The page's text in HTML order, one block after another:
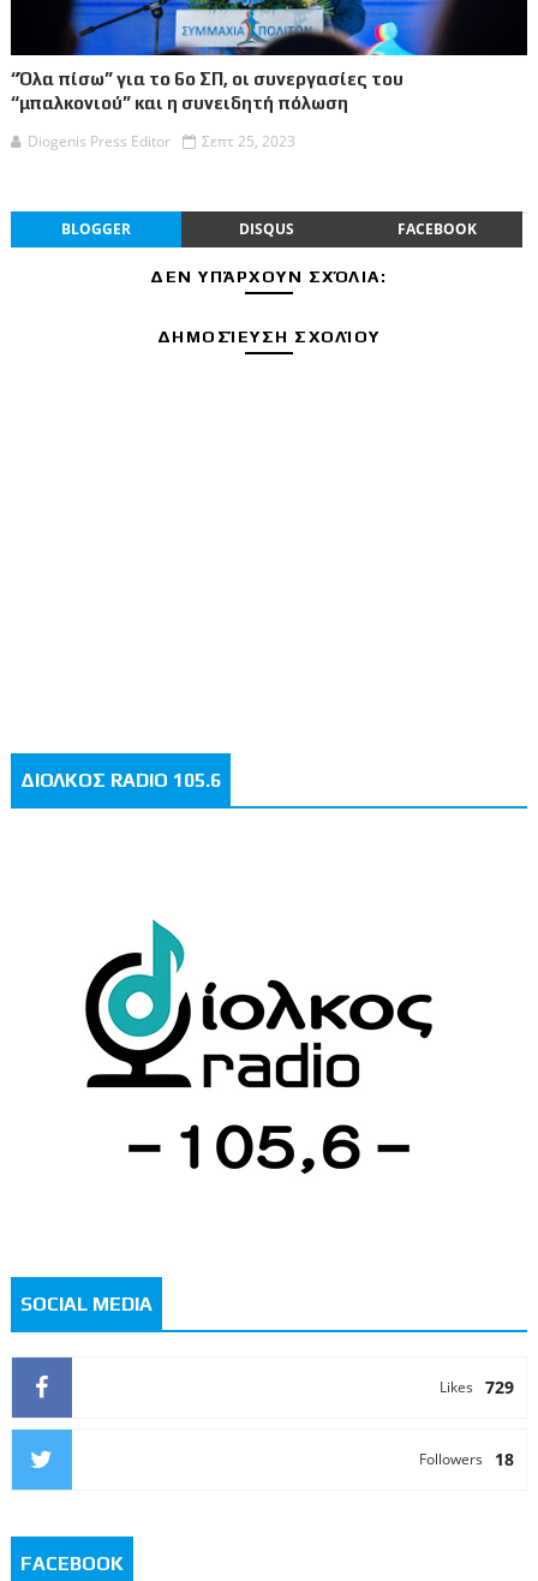
“Όλα πίσω” για το 6ο ΣΠ, οι συνεργασίες του
“μπαλκονιού” και η συνειδητή πόλωση
Diogenis Press Editor
Σεπτ 25, 2023
BLOGGER DISQUS FACEBOOK
ΔΕΝ ΥΠΆΡΧΟΥΝ ΣΧΌΛΙΑ:
ΔΗΜΟΣΊΕΥΣΗ ΣΧΟΛΊΟΥ
ΔΙΟΛΚΟΣ RADIO 105.6
SOCIAL MEDIA
729
Likes
18
Followers
FACEBOOK